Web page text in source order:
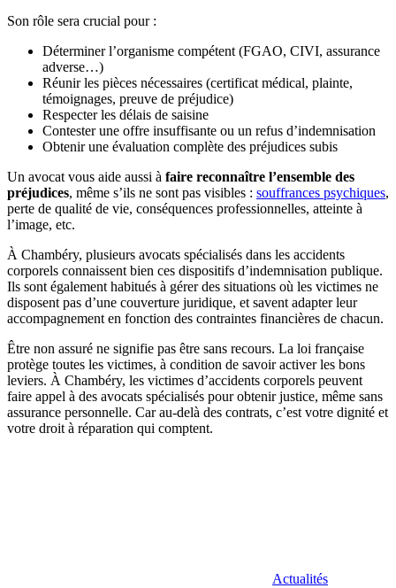
Son rôle sera crucial pour :
Déterminer l’organisme compétent (FGAO, CIVI, assurance
adverse…)
Réunir les pièces nécessaires (certificat médical, plainte,
témoignages, preuve de préjudice)
Respecter les délais de saisine
Contester une offre insuffisante ou un refus d’indemnisation
Obtenir une évaluation complète des préjudices subis
Un avocat vous aide aussi à faire reconnaître l’ensemble des
préjudices, même s’ils ne sont pas visibles : souffrances psychiques,
perte de qualité de vie, conséquences professionnelles, atteinte à
l’image, etc.
À Chambéry, plusieurs avocats spécialisés dans les accidents
corporels connaissent bien ces dispositifs d’indemnisation publique.
Ils sont également habitués à gérer des situations où les victimes ne
disposent pas d’une couverture juridique, et savent adapter leur
accompagnement en fonction des contraintes financières de chacun.
Être non assuré ne signifie pas être sans recours. La loi française
protège toutes les victimes, à condition de savoir activer les bons
leviers. À Chambéry, les victimes d’accidents corporels peuvent
faire appel à des avocats spécialisés pour obtenir justice, même sans
assurance personnelle. Car au-delà des contrats, c’est votre dignité et
votre droit à réparation qui comptent.
Actualités